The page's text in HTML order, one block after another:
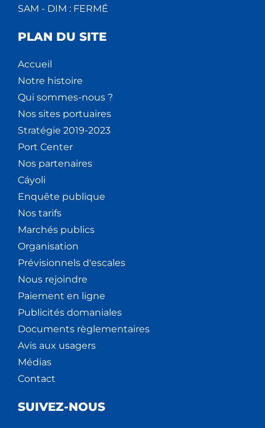
SAM - DIM : FERMÉ
PLAN DU SITE
Accueil
Notre histoire
Qui sommes-nous ?
Nos sites portuaires
Stratégie 2019-2023
Port Center
Nos partenaires
Cáyoli
Enquête publique
Nos tarifs
Marchés publics
Organisation
Prévisionnels d'escales
Nous rejoindre
Paiement en ligne
Publicités domaniales
Documents règlementaires
Avis aux usagers
Médias
Contact
SUIVEZ-NOUS